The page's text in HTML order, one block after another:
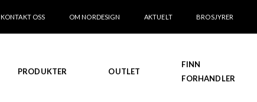
KONTAKT OSS OM NORDESIGN AKTUELT BROSJYRER
PRODUKTER OUTLET
FINN
FORHANDLER